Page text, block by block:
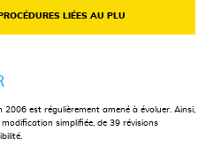
LIÉES AU PLU
2006 est régulièrement amené à évoluer. Ainsi,
simplifiée, de 39 révisions